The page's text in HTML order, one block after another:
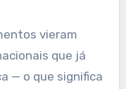
vieram
que já
— o que significa